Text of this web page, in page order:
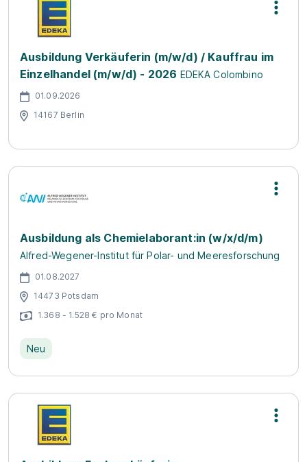
Ausbildung Verkäuferin (m/w/d) / Kauffrau im
Einzelhandel (m/w/d) - 2026 EDEKA Colombino
01.09.2026
14167 Berlin
Ausbildung als Chemielaborant:in (w/x/d/m)
Alfred-Wegener-Institut für Polar- und Meeresforschung
01.08.2027
14473 Potsdam
1.368 - 1.528 € pro Monat
Neu